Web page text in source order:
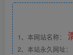
1、本网站名称：
2、本站永久网址：